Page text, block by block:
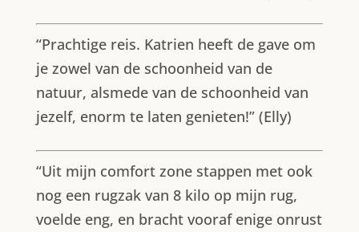
“Prachtige reis. Katrien heeft de gave om
je zowel van de schoonheid van de
natuur, alsmede van de schoonheid van
jezelf, enorm te laten genieten!” (Elly)
“Uit mijn comfort zone stappen met ook
nog een rugzak van 8 kilo op mijn rug,
voelde eng, en bracht vooraf enige onrust